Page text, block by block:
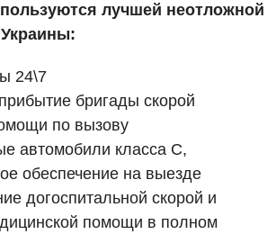
отделение
отделение
лучшей неотложной
24\7
бригады скорой
по вызову
автомобили класса С,
обеспечение на выезде
догоспитальной скорой и
помощи в полном